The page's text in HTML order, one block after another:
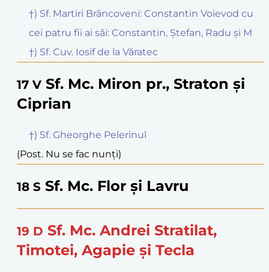
†) Sf. Martiri Brâncoveni: Constantin Voievod cu
cei patru fii ai săi: Constantin, Ștefan, Radu și M
†) Sf. Cuv. Iosif de la Văratec
17 V Sf. Mc. Miron pr., Straton și
Ciprian
†) Sf. Gheorghe Pelerinul
(Post. Nu se fac nunți)
18 S Sf. Mc. Flor și Lavru
19 D Sf. Mc. Andrei Stratilat,
Timotei, Agapie și Tecla